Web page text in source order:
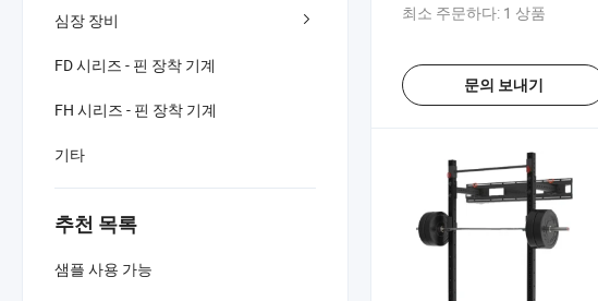
심장 장비
FD 시리즈 - 핀 장착 기계
FH 시리즈 - 핀 장착 기계
기타
추천 목록
샘플 사용 가능
최소 주문하다: 1 상품
문의 보내기